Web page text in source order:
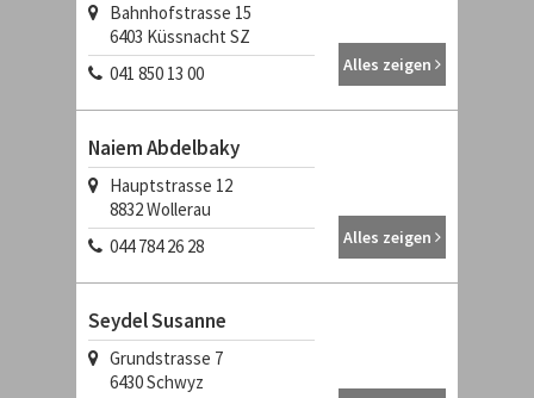
Bahnhofstrasse 15
6403 Küssnacht SZ
041 850 13 00
Alles zeigen
Naiem Abdelbaky
Hauptstrasse 12
8832Wollerau
044 784 26 28
Alles zeigen
Seydel Susanne
Grundstrasse 7
6430Schwyz